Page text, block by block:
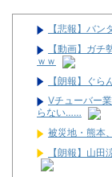
【悲報】バ
【動画】ガ
ｗｗ
【朗報】ぐ
Vチューバー
らない……
被災地・熊本
【朗報】山